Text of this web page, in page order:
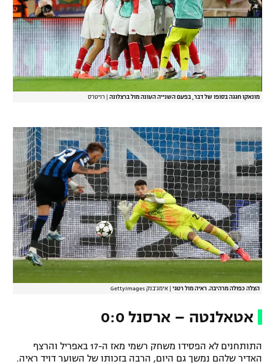
מונאקו חגגה בסופו של דבר, בפעם השנייה העונה מול ברצלונה רויטרס
הצלה כפולה מרהיבה. ראיה מול רטגי אימג'בנק GettyImages
אטאלנטה – ארסנל 0:0
התותחנים לא הפסידו משחק רשמי מאז ה-17 באפריל והרצף
האדיר שלהם נמשך גם היום, הרבה בזכותו של השוער דויד ראיה.